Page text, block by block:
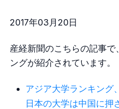
2017年03月20日
産経新聞のこちらの記事
ングが紹介されています。
アジア大学ランキン
日本の大学は中国に